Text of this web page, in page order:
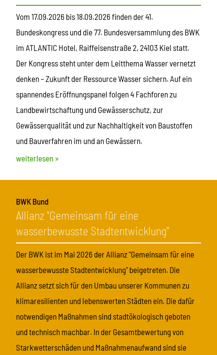
Vom 17.09.2026 bis 18.09.2026 finden der 41.
Bundeskongress und die 77. Bundesversammlung des BWK
im ATLANTIC Hotel, Raiffeisenstraße 2, 24103 Kiel statt.
Der Kongress steht unter dem Leitthema Wasser vernetzt
denken – Zukunft der Ressource Wasser sichern. Auf ein
spannendes Eröffnungspanel folgen 4 Fachforen zu
Landbewirtschaftung und Gewässerschutz, zur
Gewässerqualität und zur Nachhaltigkeit von Baustoffen
und Bauverfahren im und an Gewässern.
weiterlesen »
BWK Bund
Allianz "Gemeinsam für eine
wasserbewusste Stadtentwicklung"
Der BWK ist im Mai 2026 der Allianz "Gemeinsam für eine
wasserbewusste Stadtentwicklung" beigetreten. Die
Allianz setzt sich für den Umbau unserer Kommunen zu
klimaresilienten und lebenswerten Städten ein. Die dafür
notwendigen Maßnahmen sind stadtökologisch geboten
und technisch machbar. In der Gesamtbewertung von
Starkwetterschäden und Maßnahmenaufwand sind sie